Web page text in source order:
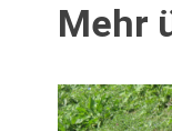
Mehr